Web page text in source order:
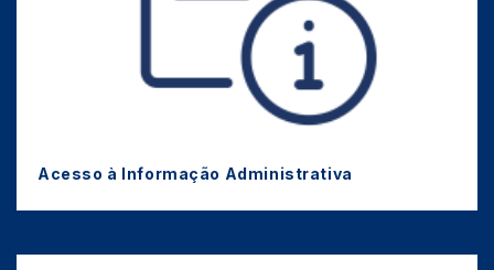
Acesso à Informação Administrativa